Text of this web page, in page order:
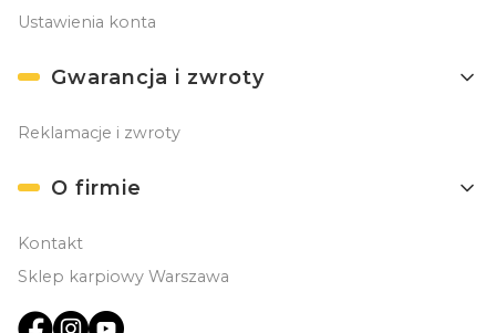
Ustawienia konta
Gwarancja i zwroty
Reklamacje i zwroty
O firmie
Kontakt
Sklep karpiowy Warszawa